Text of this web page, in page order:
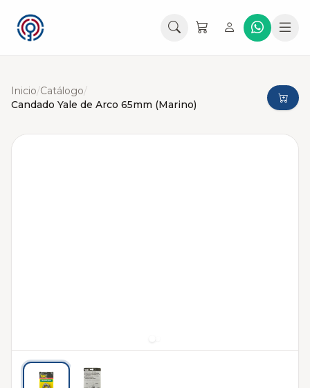
Inicio/Catálogo/
Candado Yale de Arco 65mm (Marino)